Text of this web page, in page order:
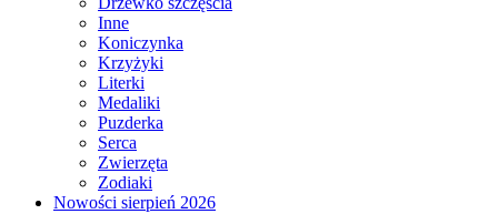
Inne
Koniczynka
Krzyżyki
Literki
Medaliki
Puzderka
Serca
Zwierzęta
Zodiaki
Nowości sierpień 2026